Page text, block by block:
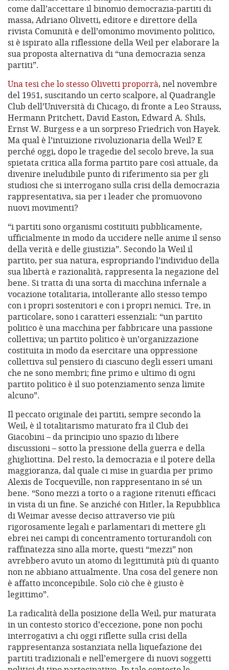
come dall’accettare il binomio democrazia-partiti di
massa, Adriano Olivetti, editore e direttore della
rivista Comunità e dell’omonimo movimento politico,
si è ispirato alla riflessione della Weil per elaborare la
sua proposta alternativa di “una democrazia senza
partiti”.
Una tesi che lo stesso Olivetti proporrà, nel novembre
del 1951, suscitando un certo scalpore, al Quadrangle
Club dell’Università di Chicago, di fronte a Leo Strauss,
Hermann Pritchett, David Easton, Edward A. Shils,
Ernst W. Burgess e a un sorpreso Friedrich von Hayek.
Ma qual è l’intuizione rivoluzionaria della Weil? E
perché oggi, dopo le tragedie del secolo breve, la sua
spietata critica alla forma partito pare così attuale, da
divenire ineludibile punto di riferimento sia per gli
studiosi che si interrogano sulla crisi della democrazia
rappresentativa, sia per i leader che promuovono
nuovi movimenti?
“i partiti sono organismi costituiti pubblicamente,
ufficialmente in modo da uccidere nelle anime il senso
della verità e delle giustizia”. Secondo la Weil il
partito, per sua natura, espropriando l’individuo della
sua libertà e razionalità, rappresenta la negazione del
bene. Si tratta di una sorta di macchina infernale a
vocazione totalitaria, intollerante allo stesso tempo
con i propri sostenitori e con i propri nemici. Tre, in
particolare, sono i caratteri essenziali: “un partito
politico è una macchina per fabbricare una passione
collettiva; un partito politico è un’organizzazione
costituita in modo da esercitare una oppressione
collettiva sul pensiero di ciascuno degli esseri umani
che ne sono membri; fine primo e ultimo di ogni
partito politico è il suo potenziamento senza limite
alcuno”.
Il peccato originale dei partiti, sempre secondo la
Weil, è il totalitarismo maturato fra il Club dei
Giacobini – da principio uno spazio di libere
discussioni – sotto la pressione della guerra e della
ghigliottina. Del resto, la democrazia e il potere della
maggioranza, dal quale ci mise in guardia per primo
Alexis de Tocqueville, non rappresentano in sé un
bene. “Sono mezzi a torto o a ragione ritenuti efficaci
in vista di un fine. Se anziché con Hitler, la Repubblica
di Weimar avesse deciso attraverso vie più
rigorosamente legali e parlamentari di mettere gli
ebrei nei campi di concentramento torturandoli con
raffinatezza sino alla morte, questi “mezzi” non
avrebbero avuto un atomo di legittimità più di quanto
non ne abbiano attualmente. Una cosa del genere non
è affatto inconcepibile. Solo ciò che è giusto è
legittimo”.
La radicalità della posizione della Weil, pur maturata
in un contesto storico d’eccezione, pone non pochi
interrogativi a chi oggi riflette sulla crisi della
rappresentanza sostanziata nella liquefazione dei
partiti tradizionali e nell’emergere di nuovi soggetti